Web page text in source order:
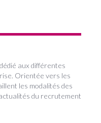
aux différentes
Orientée vers les
les modalités des
du recrutement